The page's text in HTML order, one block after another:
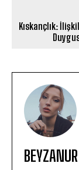
Kıskançlık: